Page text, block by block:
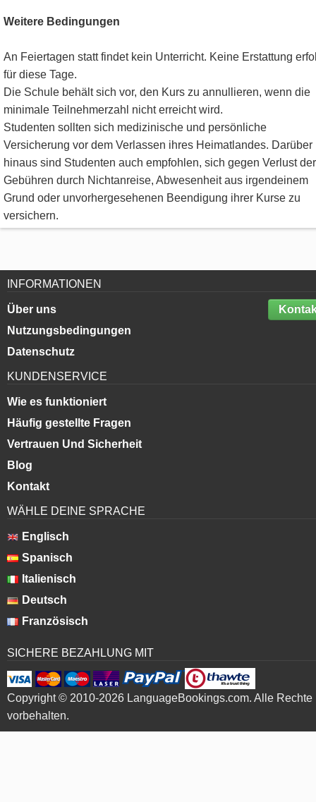
Weitere Bedingungen
An Feiertagen statt findet kein Unterricht. Keine Erstattung
für diese Tage.
Die Schule behält sich vor, den Kurs zu annullieren, wenn die
minimale Teilnehmerzahl nicht erreicht wird.
Studenten sollten sich medizinische und persönliche
Versicherung vor dem Verlassen ihres Heimatlandes. Darüber
hinaus sind Studenten auch empfohlen, sich gegen Verlust der
Gebühren durch Nichtanreise, Abwesenheit aus irgendeinem
Grund oder unvorhergesehenen Beendigung ihrer Kurse zu
versichern.
INFORMATIONEN
Über uns
Nutzungsbedingungen
Datenschutz
KUNDENSERVICE
Wie es funktioniert
Häufig gestellte Fragen
Vertrauen Und Sicherheit
Blog
Kontakt
WÄHLE DEINE SPRACHE
Englisch
Spanisch
Italienisch
Deutsch
Französisch
SICHERE BEZAHLUNG MIT
Copyright © 2010-2026 LanguageBookings.com. Alle Rechte
vorbehalten.